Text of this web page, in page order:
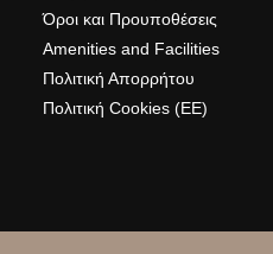
Όροι και Προυποθέσεις
Amenities and Facilities
Πολιτική Απορρήτου
Πολιτική Cookies (ΕΕ)